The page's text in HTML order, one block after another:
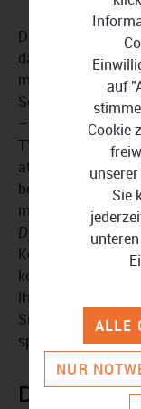
Das
dafür, dass Sie
müssen. Sie
Schwierigkeiten.
–
passt sich die
TV-Modus
besonders für die
mobilen
Dynamic Range)
Kontrasten,
kompatiblen
Ihnen, die
Sie die Zeitleiste,
springen.
DVDFab
auf
Cookie
Sie
NUR
ALLE